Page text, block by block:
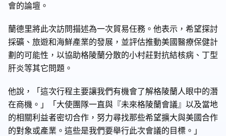
會的論壇。
蘭德里將此次訪問描述為一次貿易任務。他表示，希望探討
採礦、旅遊和海鮮產業的發展，並評估推動美國醫療保健計
劃的可能性，以協助格陵蘭分散的小村莊對抗結核病、丁型
肝炎等其它問題。
他說，「這次行程主要讓我們有機會了解格陵蘭人眼中的潛
在商機。」「大使團隊一直與『未來格陵蘭會議』以及當地
的相關利益者密切合作，努力尋找那些希望擴大與美國合作
的對象或產業。這些是我們要舉行此次會議的目標。」